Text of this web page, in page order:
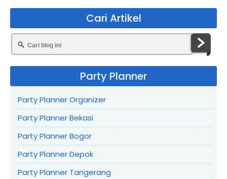
Cari Artikel
Party Planner
Party Planner Organizer
Party Planner Bekasi
Party Planner Bogor
Party Planner Depok
Party Planner Tangerang